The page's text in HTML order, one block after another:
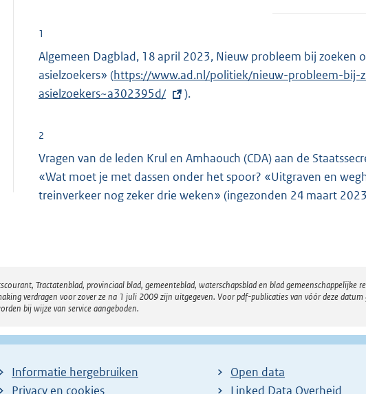
1
Algemeen Dagblad, 18 april 2023, Nieuw probleem bij zoeken
asielzoekers» (E
x
:
https://www.ad.nl/politiek/nieuw-probleem-bij-
asielzoekers~a302395d/
).
2
Vragen van de leden Krul en Amhaouch (CDA) aan de
«Wat moet je met dassen onder het spoor? «Uitgraven en
treinverkeer nog zeker drie weken» (ingezonden 24 maart
Tractatenblad, provinciaal blad, gemeenteblad, waterschapsblad en blad
verdragen voor zover ze na 1 juli 2009 zijn uitgegeven. Voor pdf-publicaties van vóór deze
bij wijze van service aangeboden.
Informatie hergebruiken
Privacy en cookies
Open data
Linked Data Overheid